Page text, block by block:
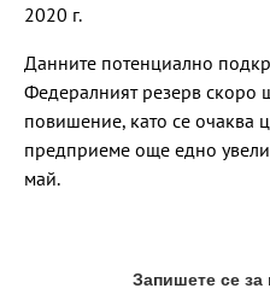
2020 г.
Данните потенциално
Федералният резерв скоро
повишение, като се очаква
предприеме още едно
май.